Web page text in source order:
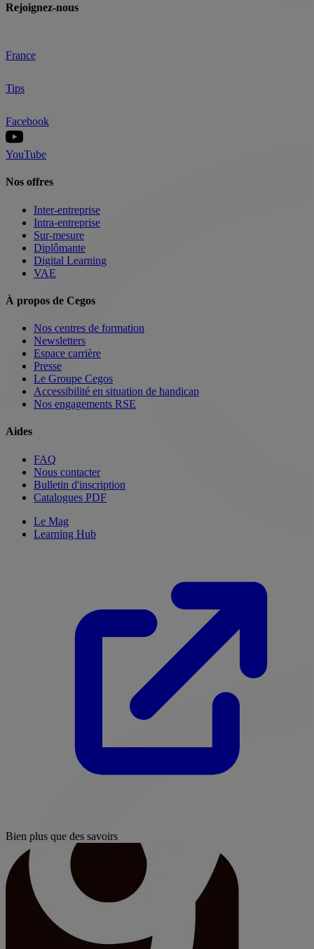
Rejoignez-nous
France
Tips
Facebook
YouTube
Nos offres
Inter-entreprise
Intra-entreprise
Sur-mesure
Diplômante
Digital Learning
VAE
À propos de Cegos
Nos centres de formation
Newsletters
Espace carrière
Presse
Le Groupe Cegos
Accessibilité en situation de handicap
Nos engagements RSE
Aides
FAQ
Nous contacter
Bulletin d'inscription
Catalogues PDF
Le Mag
Learning Hub
Bien plus que des savoirs